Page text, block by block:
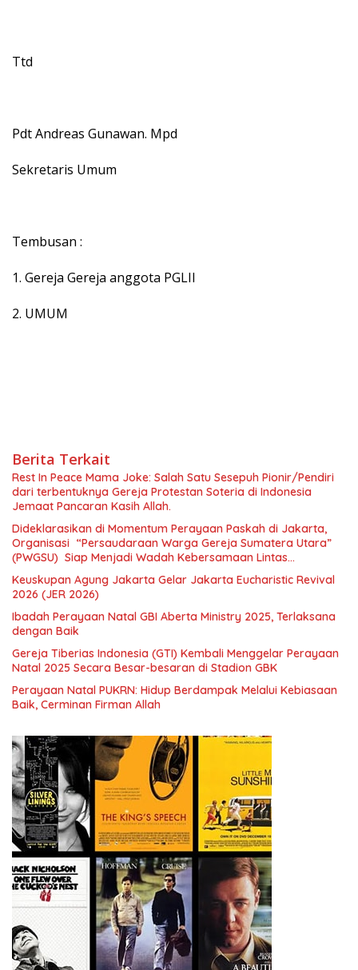
Ttd
Pdt Andreas Gunawan. Mpd
Sekretaris Umum
Tembusan :
1. Gereja Gereja anggota PGLII
2. UMUM
Berita Terkait
Rest In Peace Mama Joke: Salah Satu Sesepuh Pionir/Pendiri
dari terbentuknya Gereja Protestan Soteria di Indonesia
Jemaat Pancaran Kasih Allah.
Dideklarasikan di Momentum Perayaan Paskah di Jakarta,
Organisasi “Persaudaraan Warga Gereja Sumatera Utara”
(PWGSU) Siap Menjadi Wadah Kebersamaan Lintas
Denominasi untuk Menghimpun Potensi Warga Gereja
Diaspora untuk Menjawab Tantangan Sosial Bangsa
Keuskupan Agung Jakarta Gelar Jakarta Eucharistic Revival
2026 (JER 2026)
Ibadah Perayaan Natal GBI Aberta Ministry 2025, Terlaksana
dengan Baik
Gereja Tiberias Indonesia (GTI) Kembali Menggelar Perayaan
Natal 2025 Secara Besar-besaran di Stadion GBK
Perayaan Natal PUKRN: Hidup Berdampak Melalui Kebiasaan
Baik, Cerminan Firman Allah